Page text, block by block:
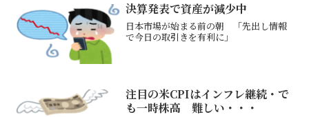
決算発表で資産が減少中
日本市場が始まる前の朝 「先出し情報
で今日の取引きを有利に」
注目の米CPIはインフレ継続・で
も一時株高 難しい・・・